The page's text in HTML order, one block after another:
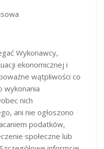
Wykonawcy,
ekonomicznej i
wątpliwości co
wykonania
nich
ani nie ogłoszono
podatków,
społeczne lub